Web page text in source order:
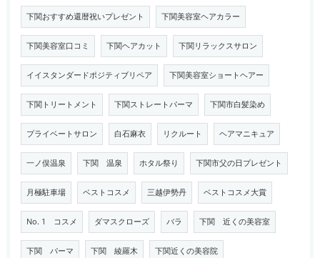
下関おすすめ還暦祝いプレゼント 下関美容室ヘアカラー
下関美容室口コミ 下関ヘアカット 下関リラックスサロン
イイスタンダードポジティブリペア 下関美容室ショートヘアー
下関トリートメント 下関ストレートパーマ 下関市白髪染め
プライベートサロン 白石麻衣 リクルート ヘアマニキュア
一ノ俣温泉 下関 温泉 ホタル祭り 下関市父の日プレゼント
月極駐車場 ベストコスメ 三越伊勢丹 ベストコスメ大賞
No. 1 コスメ ダマスクローズ バラ 下関 近くの美容室
下関 パーマ 下関 綾羅木 下関近くの美容院